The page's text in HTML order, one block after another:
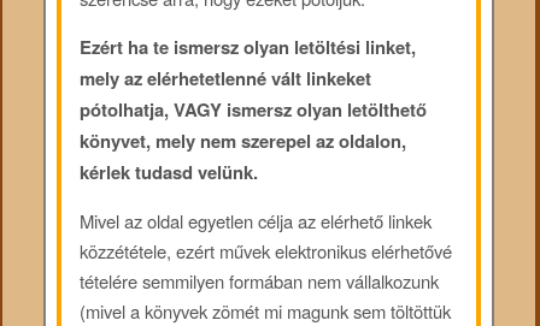
Ezért ha te ismersz olyan letöltési linket,
mely az elérhetetlenné vált linkeket
pótolhatja, VAGY ismersz olyan letölthető
könyvet, mely nem szerepel az oldalon,
kérlek tudasd velünk.
Mivel az oldal egyetlen célja az elérhető linkek
közzététele, ezért művek elektronikus elérhetővé
tételére semmilyen formában nem vállalkozunk
(mivel a könyvek zömét mi magunk sem töltöttük